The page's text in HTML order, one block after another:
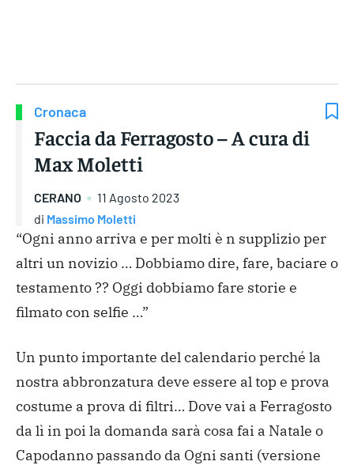
Cronaca
Faccia da Ferragosto – A cura di
Max Moletti
CERANO
11 Agosto 2023
di Massimo Moletti
“Ogni anno arriva e per molti è n supplizio per
altri un novizio … Dobbiamo dire, fare, baciare o
testamento ?? Oggi dobbiamo fare storie e
filmato con selfie …”
Un punto importante del calendario perché la
nostra abbronzatura deve essere al top e prova
costume a prova di filtri… Dove vai a Ferragosto
da lì in poi la domanda sarà cosa fai a Natale o
Capodanno passando da Ogni santi (versione